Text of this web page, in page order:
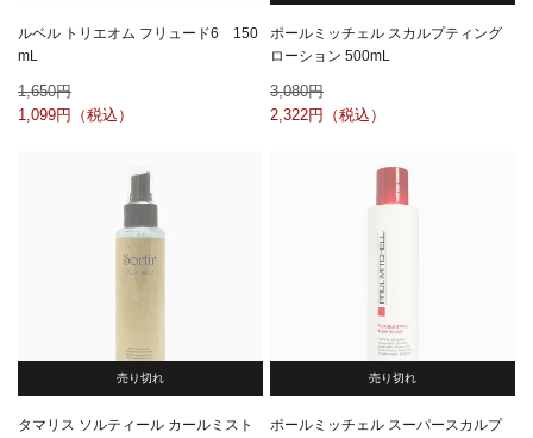
ルベル トリエオム フリュード6 150
mL
1,650
1,099
ポールミッチェル スカルプティング
ローション 500mL
3,080
2,322
売り切れ
タマリス ソルティール カールミスト
売り切れ
ポールミッチェル スーパースカルプ